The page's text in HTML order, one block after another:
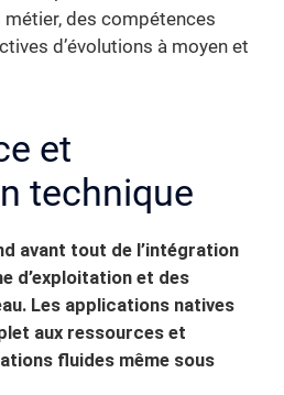
des compétences
d’évolutions à moyen et
et
technique
avant tout de l’intégration
d’exploitation et des
Les applications natives
aux ressources et
fluides même sous